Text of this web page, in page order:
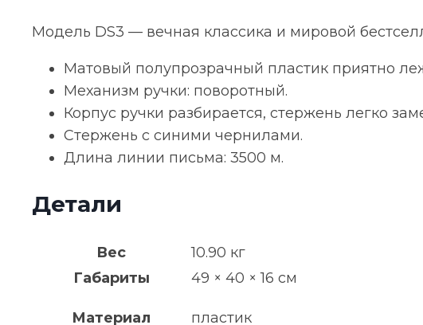
Модель DS3 — вечная классика и мировой
Матовый полупрозрачный пластик приятно
Механизм ручки: поворотный.
Корпус ручки разбирается, стержень легко
Стержень с синими чернилами.
Длина линии письма: 3500 м.
Детали
Вес
10.90 кг
Габариты
49 × 40 × 16 см
Материал пластик